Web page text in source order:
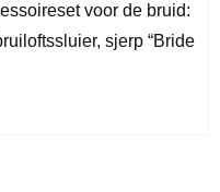
voor de bruid:
sjerp “Bride